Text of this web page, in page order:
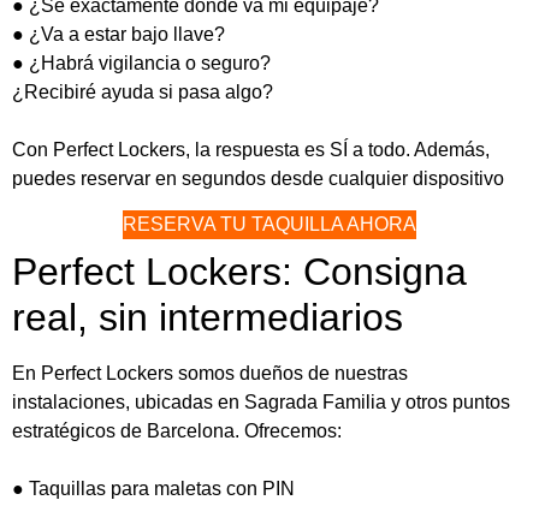
● ¿Sé exactamente dónde va mi equipaje?
● ¿Va a estar bajo llave?
● ¿Habrá vigilancia o seguro?
¿Recibiré ayuda si pasa algo?
Con Perfect Lockers, la respuesta es SÍ a todo. Además,
puedes reservar en segundos desde cualquier dispositivo
RESERVA TU TAQUILLA AHORA
Perfect Lockers: Consigna
real, sin intermediarios
En Perfect Lockers somos dueños de nuestras
instalaciones, ubicadas en Sagrada Familia y otros puntos
estratégicos de Barcelona. Ofrecemos:
● Taquillas para maletas con PIN